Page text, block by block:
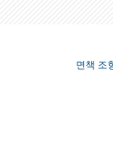
면책 조